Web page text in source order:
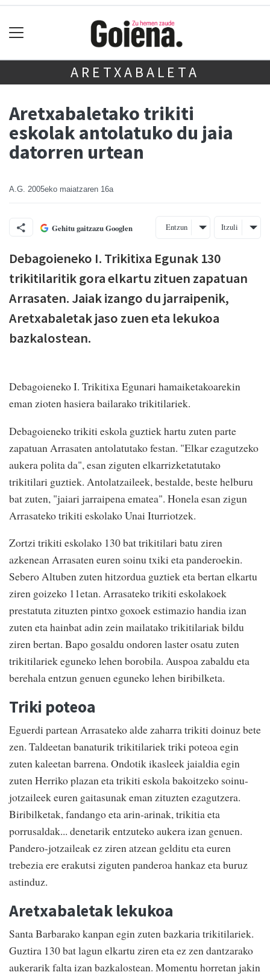
ARETXABALETA
Aretxabaletako trikiti
eskolak antolatuko du jaia
datorren urtean
A.G. 2005eko maiatzaren 16a
Gehitu gaitzazu Googlen Entzun Itzuli
Debagoieneko I. Trikitixa Egunak 130
trikitilaritik gora elkartu zituen zapatuan
Arrasaten. Jaiak izango du jarraipenik,
Aretxabaletak jaso zuen eta lekukoa
bazkalostean.
Debagoieneko I. Trikitixa Egunari hamaiketakoarekin
eman zioten hasiera bailarako trikitilariek.
Debagoieneko trikiti eskola guztiek hartu zuten parte
zapatuan Arrasaten antolatutako festan. "Elkar ezagutzeko
aukera polita da", esan ziguten elkarrizketatutako
trikitilari guztiek. Antolatzaileek, bestalde, beste helburu
bat zuten, "jaiari jarraipena ematea". Honela esan zigun
Arrasateko trikiti eskolako Unai Iturriotzek.
Zortzi trikiti eskolako 130 bat trikitilari batu ziren
azkenean Arrasaten euren soinu txiki eta panderoekin.
Sebero Altuben zuten hitzordua guztiek eta bertan elkartu
ziren goizeko 11etan. Arrasateko trikiti eskolakoek
prestatuta zituzten pintxo goxoek estimazio handia izan
zuten eta hainbat adin zein mailatako trikitilariak bildu
ziren bertan. Bapo gosaldu ondoren laster osatu zuten
trikitilariek eguneko lehen borobila. Auspoa zabaldu eta
berehala entzun genuen eguneko lehen biribilketa.
Triki poteoa
Eguerdi partean Arrasateko alde zaharra trikiti doinuz bete
zen. Taldeetan banaturik trikitilariek triki poteoa egin
zuten kaleetan barrena. Ondotik ikasleek jaialdia egin
zuten Herriko plazan eta trikiti eskola bakoitzeko soinu-
jotzaileek euren gaitasunak eman zituzten ezagutzera.
Biribilketak, fandango eta arin-arinak, trikitia eta
porrusaldak... denetarik entzuteko aukera izan genuen.
Pandero-jotzaileak ez ziren atzean gelditu eta euren
trebezia ere erakutsi ziguten panderoa hankaz eta buruz
astinduz.
Aretxabaletak lekukoa
Santa Barbarako kanpan egin zuten bazkaria trikitilariek.
Guztira 130 bat lagun elkartu ziren eta ez zen dantzarako
aukerarik falta izan bazkalostean. Momentu horretan jakin